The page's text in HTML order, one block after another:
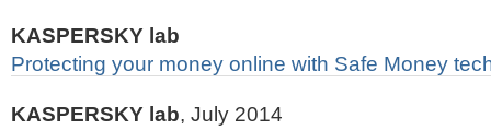
KASPERSKY lab
Protecting your money online with Safe Money
KASPERSKY lab, July 2014